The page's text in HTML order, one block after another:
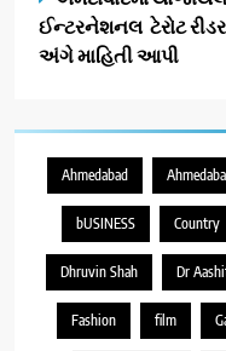
ઈન્ટરનેશનલ ટેરોટ રીડર
અંગે માહિતી આપી
Ahmedabad
bUSINESS Country
Dhruvin Shah Dr
Fashion film